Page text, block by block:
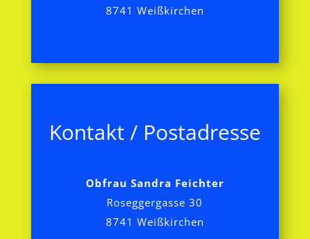
8741 Weißkirchen
Kontakt / Postadresse
Obfrau Sandra Feichter
Roseggergasse 30
8741 Weißkirchen